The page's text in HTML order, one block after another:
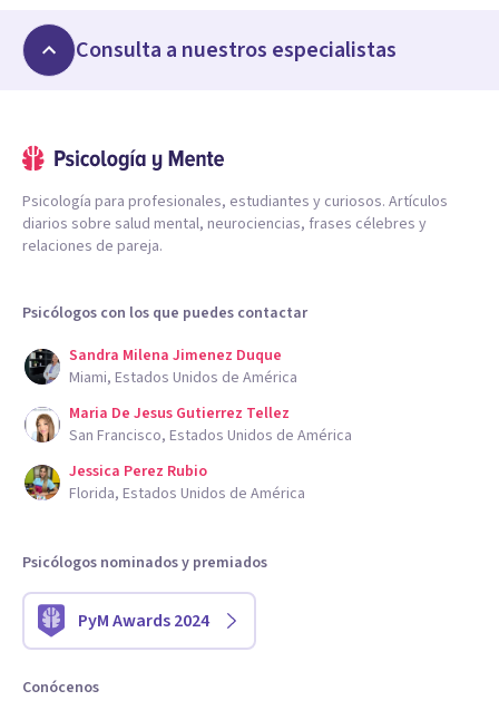
Consulta a nuestros especialistas
Psicología para profesionales, estudiantes y curiosos. Artículos
diarios sobre salud mental, neurociencias, frases célebres y
relaciones de pareja.
Psicólogos con los que puedes contactar
Sandra Milena Jimenez Duque
Miami, Estados Unidos de América
Maria De Jesus Gutierrez Tellez
San Francisco, Estados Unidos de América
Jessica Perez Rubio
Florida, Estados Unidos de América
Psicólogos nominados y premiados
PyM Awards 2024
Conócenos